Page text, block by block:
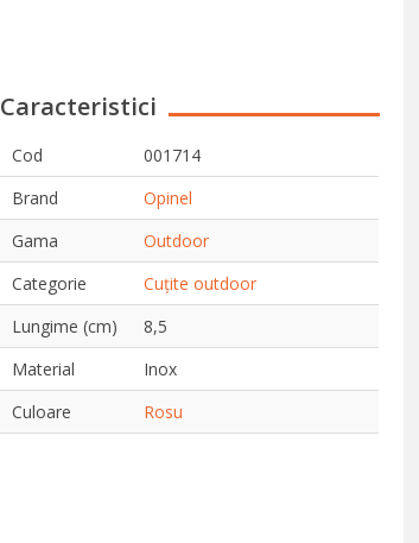
Caracteristici
Cod
001714
Brand
Opinel
Gama
Outdoor
Categorie
Cuțite outdoor
Lungime (cm)
8,5
Material
Inox
Culoare
Rosu